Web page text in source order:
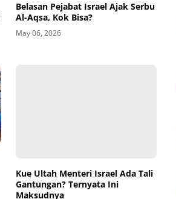
Belasan Pejabat Israel Ajak Serbu
Al-Aqsa, Kok Bisa?
May 06, 2026
Gantungan? Ternyata Ini
Maksudnya
May 04, 2026